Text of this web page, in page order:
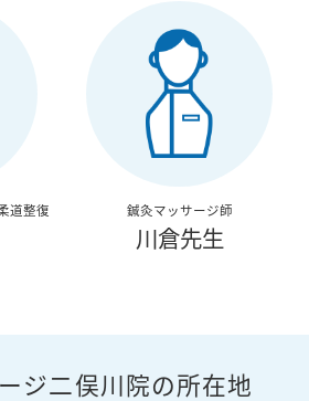
道整復
鍼灸マッサージ師
川倉先生
ジ二俣川院の所在地